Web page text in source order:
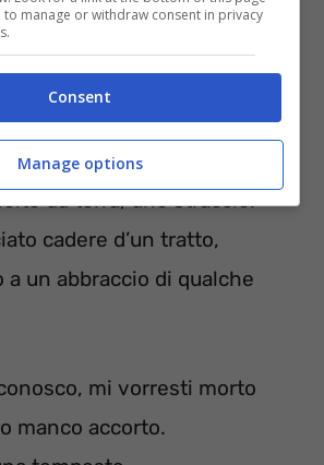
a un abbraccio di qualche
mondo per te, tu sei pazzo!
da terra, uno straccio.
cadere d’un tratto,
a un abbraccio di qualche
mi vorresti morto
manco accorto.
to manage or withdraw consent in privacy
Consent
Manage options